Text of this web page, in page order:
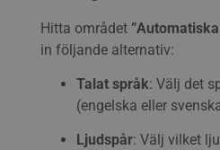
Hitta området
in följande alternativ:
Talat språk: Välj det
(engelska eller
Ljudspår: Välj vilket